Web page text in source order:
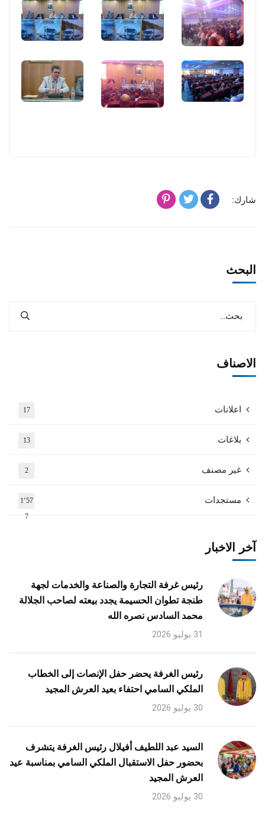
شارك:
البحث
الاصناف
اعلانات 17
بلاغات 13
غير مصنف 2
مستجدات
1٬57
7
آخر الاخبار
رئيس غرفة التجارة والصناعة والخدمات لجهة
طنجة تطوان الحسيمة يجدد بيعته لصاحب الجلالة
محمد السادس نصره الله
31 يوليو 2026
رئيس الغرفة يحضر حفل الإنصات إلى الخطاب
الملكي السامي احتفاء بعيد العرش المجيد
30 يوليو 2026
السيد عبد اللطيف أفيلال رئيس الغرفة يتشرف
بحضور حفل الاستقبال الملكي السامي بمناسبة عيد
العرش المجيد
30 يوليو 2026